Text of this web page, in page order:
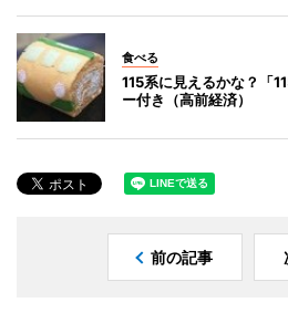
食べる
115系に見えるかな？「
ー付き（高前経済）
前の記事